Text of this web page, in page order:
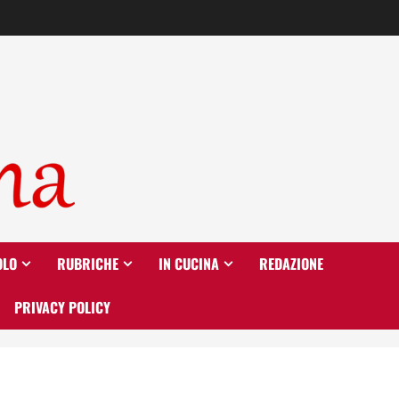
RUBRICHE IN CUCINA REDAZIONE
PRIVACY POLICY